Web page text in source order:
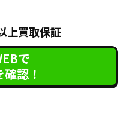
上買取保証
で
認！